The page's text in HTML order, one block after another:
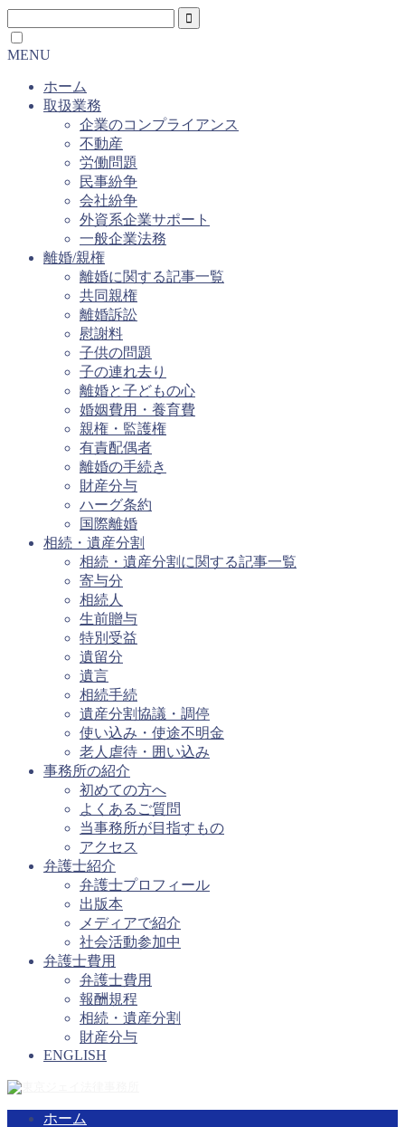
MENU
ホーム
取扱業務
企業のコンプライアンス
不動産
労働問題
民事紛争
会社紛争
外資系企業サポート
一般企業法務
離婚/親権
離婚に関する記事一覧
共同親権
離婚訴訟
慰謝料
子供の問題
子の連れ去り
離婚と子どもの心
婚姻費用・養育費
親権・監護権
有責配偶者
離婚の手続き
財産分与
ハーグ条約
国際離婚
相続・遺産分割
相続・遺産分割に関する記事一覧
寄与分
相続人
生前贈与
特別受益
遺留分
遺言
相続手続
遺産分割協議・調停
使い込み・使途不明金
老人虐待・囲い込み
事務所の紹介
初めての方へ
よくあるご質問
当事務所が目指すもの
アクセス
弁護士紹介
弁護士プロフィール
出版本
メディアで紹介
社会活動参加中
弁護士費用
弁護士費用
報酬規程
相続・遺産分割
財産分与
ENGLISH
ホーム